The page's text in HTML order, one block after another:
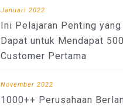
Januari 2022
Ini Pelajaran Penting
Dapat untuk Mendapat 500
Customer Pertama
November 2022
1000++ Perusahaan